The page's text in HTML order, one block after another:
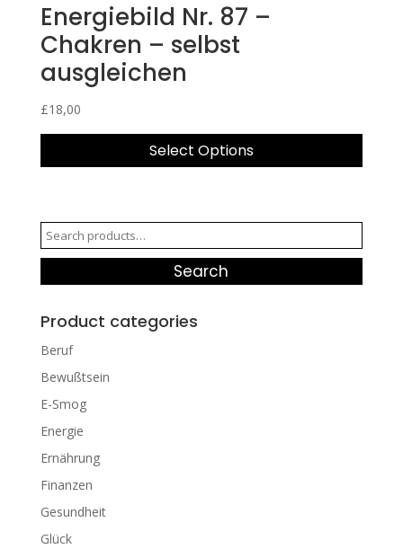
Energiebild Nr. 87 –
Chakren – selbst
ausgleichen
£18,00
Select Options
Search
for:
Search
Product categories
Beruf
Bewußtsein
E-Smog
Energie
Ernährung
Finanzen
Gesundheit
Glück